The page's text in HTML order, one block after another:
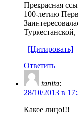
Прекрасная
100-летию
[Цитировать]
Ответить
tanita:
28/10/2013 в
Какое лицо!!!